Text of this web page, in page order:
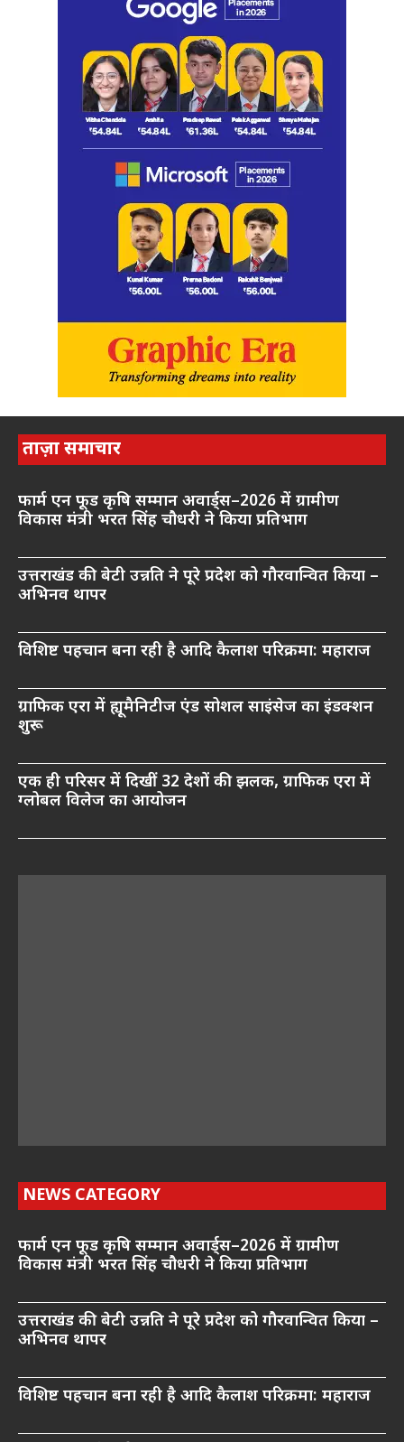
ताज़ा समाचार
फार्म एन फूड कृषि सम्मान अवार्ड्स–2026 में ग्रामीण
विकास मंत्री भरत सिंह चौधरी ने किया प्रतिभाग
उत्तराखंड की बेटी उन्नति ने पूरे प्रदेश को गौरवान्वित किया –
अभिनव थापर
विशिष्ट पहचान बना रही है आदि कैलाश परिक्रमा: महाराज
ग्राफिक एरा में ह्यूमैनिटीज एंड सोशल साइंसेज का इंडक्शन
शुरू
एक ही परिसर में दिखीं 32 देशों की झलक, ग्राफिक एरा में
ग्लोबल विलेज का आयोजन
NEWS CATEGORY
फार्म एन फूड कृषि सम्मान अवार्ड्स–2026 में ग्रामीण
विकास मंत्री भरत सिंह चौधरी ने किया प्रतिभाग
उत्तराखंड की बेटी उन्नति ने पूरे प्रदेश को गौरवान्वित किया –
अभिनव थापर
विशिष्ट पहचान बना रही है आदि कैलाश परिक्रमा: महाराज